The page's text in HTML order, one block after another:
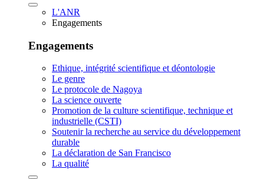
L'ANR
Engagements
Engagements
Ethique, intégrité scientifique et déontologie
Le genre
Le protocole de Nagoya
La science ouverte
Promotion de la culture scientifique, technique et
industrielle (CSTI)
Soutenir la recherche au service du développement
durable
La déclaration de San Francisco
La qualité